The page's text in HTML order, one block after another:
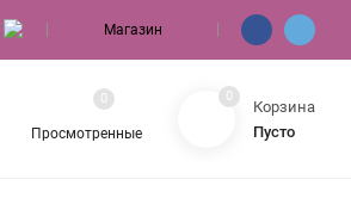
Магазин
Просмотренные
0 0
Корзина
Пусто